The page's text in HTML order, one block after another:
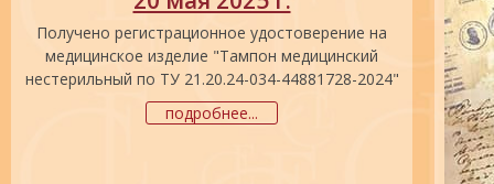
Получено регистрационное удостоверение на
медицинское изделие "Тампон медицинский
нестерильный по ТУ 21.20.24-034-44881728-2024"
подробнее...